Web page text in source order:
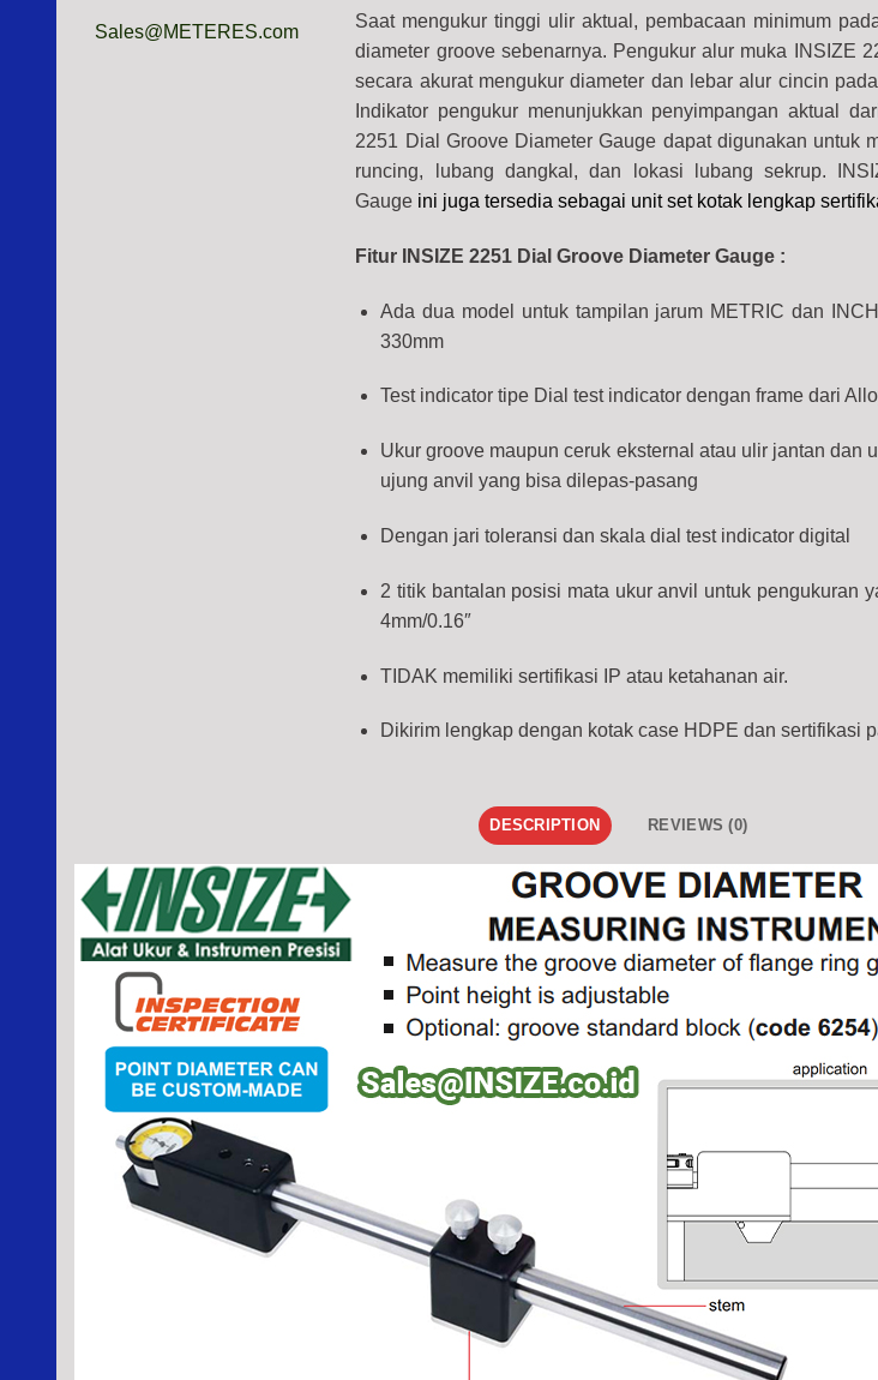
Sales@METERES.com
Saat mengukur tinggi ulir aktual, pembacaan minimum
diameter groove sebenarnya. Pengukur alur muka INSIZE
secara akurat mengukur diameter dan lebar alur cincin
Indikator pengukur menunjukkan penyimpangan aktual
2251 Dial Groove Diameter Gauge dapat digunakan untuk
runcing, lubang dangkal, dan lokasi lubang sekrup.
Gauge ini juga tersedia sebagai unit set kotak lengkap
Fitur INSIZE 2251 Dial Groove Diameter Gauge :
Ada dua model untuk tampilan jarum METRIC dan
330mm
Test indicator tipe Dial test indicator dengan frame dari
Ukur groove maupun ceruk eksternal atau ulir jantan dan
ujung anvil yang bisa dilepas-pasang
Dengan jari toleransi dan skala dial test indicator digital
2 titik bantalan posisi mata ukur anvil untuk pengukuran
4mm/0.16″
TIDAK memiliki sertifikasi IP atau ketahanan air.
Dikirim lengkap dengan kotak case HDPE dan sertifikasi
DESCRIPTION REVIEWS (0)